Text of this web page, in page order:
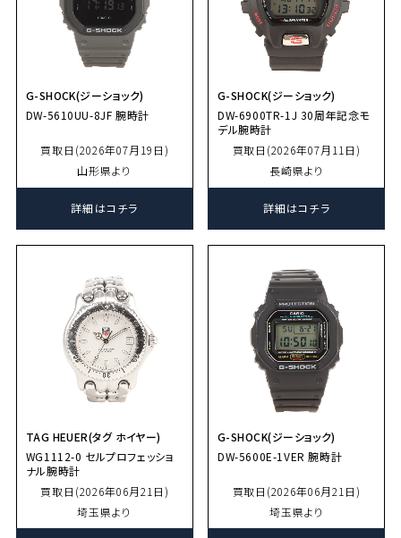
G-SHOCK(ジーショック)
DW-5610UU-8JF 腕時計
買取日(2026年07月19日)
山形県より
詳細はコチラ
G-SHOCK(ジーショック)
DW-6900TR-1J 30周年記念モ
デル腕時計
買取日(2026年07月11日)
長崎県より
詳細はコチラ
TAG HEUER(タグ ホイヤー)
WG1112-0 セルプロフェッショ
ナル腕時計
買取日(2026年06月21日)
埼玉県より
G-SHOCK(ジーショック)
DW-5600E-1VER 腕時計
買取日(2026年06月21日)
埼玉県より